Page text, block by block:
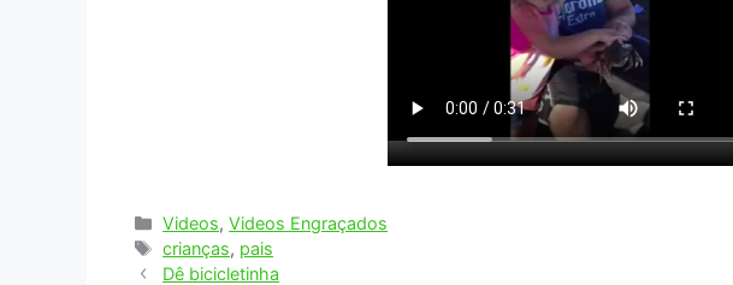
Categorias
Videos,Videos Engraçados
Tags
crianças, pais
Dê bicicletinha